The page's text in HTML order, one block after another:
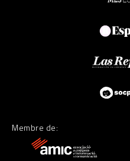
Membre de: